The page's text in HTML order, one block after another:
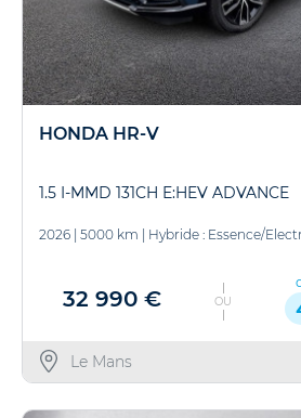
HONDA HR-V
1.5 I-MMD 131CH E:HEV ADVANCE
2026 5000 km Hybride : Essence/
32 990 € OU
Le Mans